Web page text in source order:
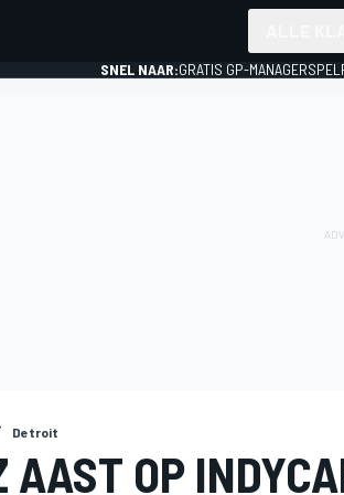
SNEL NAAR:GRATIS GP-MANAGERSPEL
Detroit
AAST OP